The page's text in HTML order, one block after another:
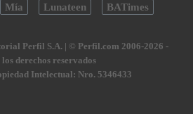
Mía Lunateen BATimes
Perfil S.A. | © Perfil.com 2006-2026 -
los derechos reservados
Intelectual: Nro. 5346433